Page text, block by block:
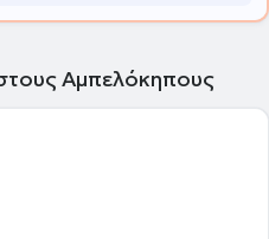
Αμπελόκηπους